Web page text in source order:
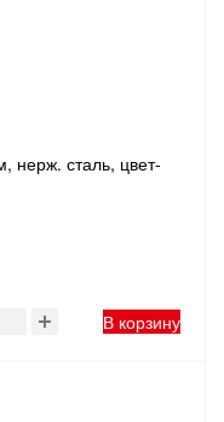
нерж. сталь, цвет-
В корзину